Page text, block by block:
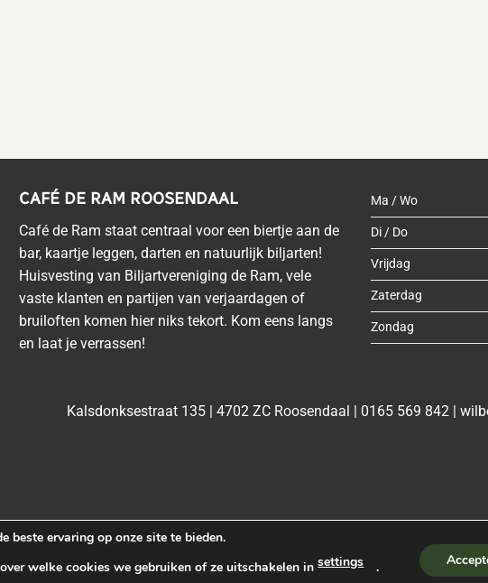
CAFÉ DE RAM ROOSENDAAL
Café de Ram staat centraal voor een biertje aan de
bar, kaartje leggen, darten en natuurlijk biljarten!
Huisvesting van Biljartvereniging de Ram, vele
vaste klanten en partijen van verjaardagen of
bruiloften komen hier niks tekort. Kom eens langs
en laat je verrassen!
Ma / Wo
Di / Do
Vrijdag
Zaterdag
Zondag
Kalsdonksestraat 135 | 4702 ZC Roosendaal | 0165 569 842
Copyright 2026 ©Cafe de Ram |Privacybeleid
beste ervaring op onze site te bieden.
welke cookies we gebruiken of ze uitschakelen insettings .